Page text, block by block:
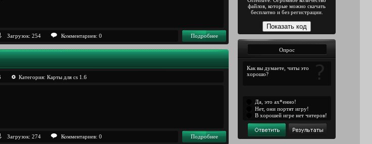
Опрос
Как вы думаете, читы это
хорошо?
Да, это ах*енно!
Нет, они портят игру!
В хорошей игре нет читеров!
Подробнее
Загрузок: 254 Комментариев: 0
Категория: Карты для cs 1.6
Подробнее
Загрузок: 274 Комментариев: 0